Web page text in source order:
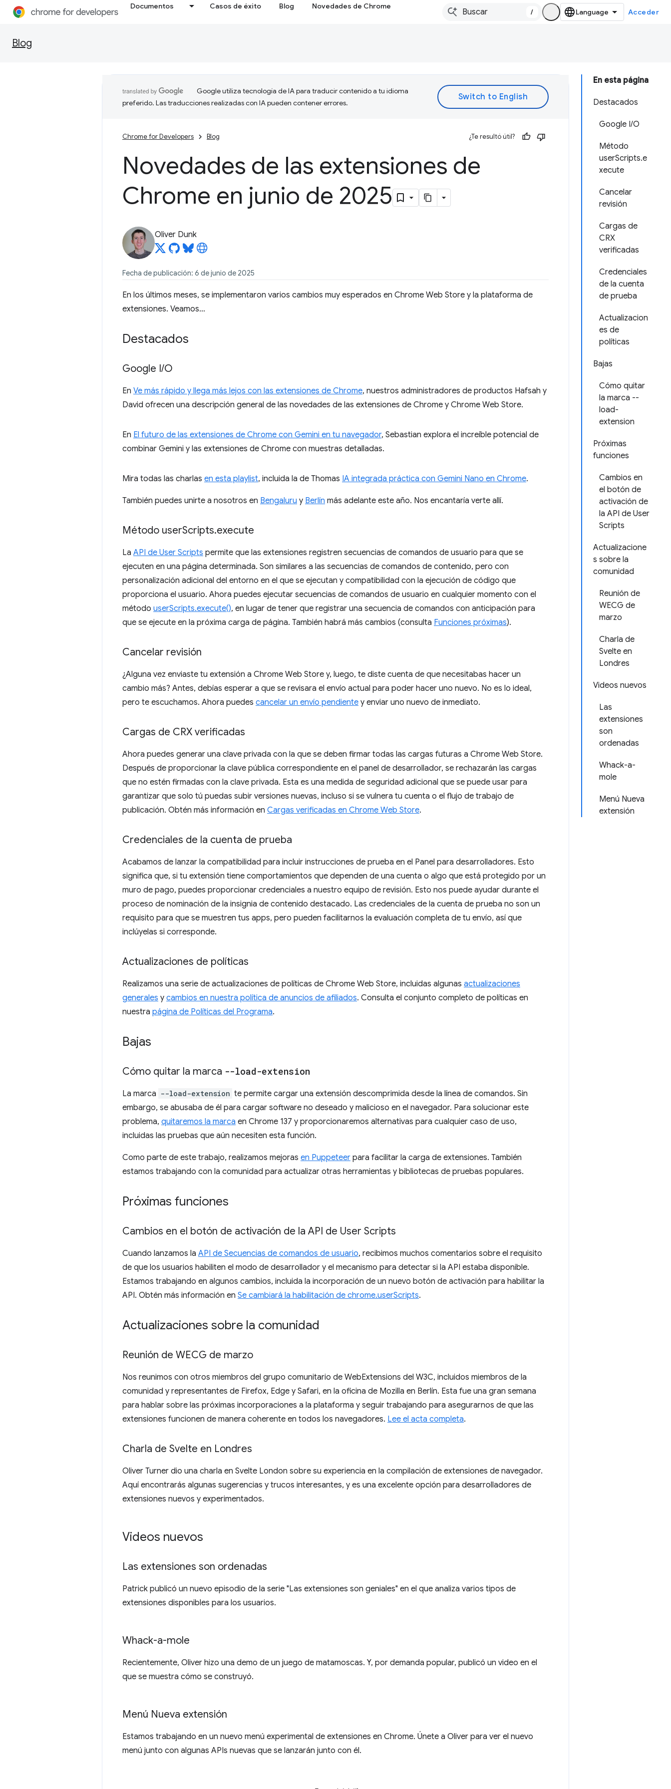
Documentos Casos de éxito Blog Novedades de Chrome
/ Acceder
Blog
En esta página
Destacados
Google I/O
Método
userScripts.e
xecute
Cancelar
revisión
Cargas de
CRX
verificadas
Credenciales
de la cuenta
de prueba
Actualizacion
es de
políticas
Bajas
Cómo quitar
la marca --
load-
extension
Próximas
funciones
Cambios en
el botón de
activación de
la API de User
Scripts
Actualizacione
s sobre la
comunidad
Reunión de
WECG de
marzo
Charla de
Svelte en
Londres
Videos nuevos
Las
extensiones
son
ordenadas
Whack-a-
mole
Menú Nueva
extensión
Google utiliza tecnología de IA para traducir contenido a tu idioma
preferido. Las traducciones realizadas con IA pueden contener errores.
Chrome for Developers Blog ¿Te resultó útil?
Novedades de las extensiones de
Chrome en junio de 2025
Oliver Dunk
Fecha de publicación: 6 de junio de 2025
En los últimos meses, se implementaron varios cambios muy esperados en Chrome Web Store y la plataforma de
extensiones. Veamos…
Destacados
Google I/O
En Ve más rápido y llega más lejos con las extensiones de Chrome, nuestros administradores de productos Hafsah y
David ofrecen una descripción general de las novedades de las extensiones de Chrome y Chrome Web Store.
En El futuro de las extensiones de Chrome con Gemini en tu navegador, Sebastian explora el increíble potencial de
combinar Gemini y las extensiones de Chrome con muestras detalladas.
Mira todas las charlas en esta playlist, incluida la de Thomas IA integrada práctica con Gemini Nano en Chrome.
También puedes unirte a nosotros en Bengaluru y Berlín más adelante este año. Nos encantaría verte allí.
Método userScripts.execute
La API de User Scripts permite que las extensiones registren secuencias de comandos de usuario para que se
ejecuten en una página determinada. Son similares a las secuencias de comandos de contenido, pero con
personalización adicional del entorno en el que se ejecutan y compatibilidad con la ejecución de código que
proporciona el usuario. Ahora puedes ejecutar secuencias de comandos de usuario en cualquier momento con el
método userScripts.execute(), en lugar de tener que registrar una secuencia de comandos con anticipación para
que se ejecute en la próxima carga de página. También habrá más cambios (consulta Funciones próximas).
Cancelar revisión
¿Alguna vez enviaste tu extensión a Chrome Web Store y, luego, te diste cuenta de que necesitabas hacer un
cambio más? Antes, debías esperar a que se revisara el envío actual para poder hacer uno nuevo. No es lo ideal,
pero te escuchamos. Ahora puedes cancelar un envío pendiente y enviar uno nuevo de inmediato.
Cargas de CRX verificadas
Ahora puedes generar una clave privada con la que se deben firmar todas las cargas futuras a Chrome Web Store.
Después de proporcionar la clave pública correspondiente en el panel de desarrollador, se rechazarán las cargas
que no estén firmadas con la clave privada. Esta es una medida de seguridad adicional que se puede usar para
garantizar que solo tú puedas subir versiones nuevas, incluso si se vulnera tu cuenta o el flujo de trabajo de
publicación. Obtén más información en Cargas verificadas en Chrome Web Store.
Credenciales de la cuenta de prueba
Acabamos de lanzar la compatibilidad para incluir instrucciones de prueba en el Panel para desarrolladores. Esto
significa que, si tu extensión tiene comportamientos que dependen de una cuenta o algo que está protegido por un
muro de pago, puedes proporcionar credenciales a nuestro equipo de revisión. Esto nos puede ayudar durante el
proceso de nominación de la insignia de contenido destacado. Las credenciales de la cuenta de prueba no son un
requisito para que se muestren tus apps, pero pueden facilitarnos la evaluación completa de tu envío, así que
inclúyelas si corresponde.
Actualizaciones de políticas
Realizamos una serie de actualizaciones de políticas de Chrome Web Store, incluidas algunas actualizaciones
generales y cambios en nuestra política de anuncios de afiliados. Consulta el conjunto completo de políticas en
nuestra página de Políticas del Programa.
Bajas
Cómo quitar la marca --load-extension
La marca --load-extension te permite cargar una extensión descomprimida desde la línea de comandos. Sin
embargo, se abusaba de él para cargar software no deseado y malicioso en el navegador. Para solucionar este
problema, quitaremos la marca en Chrome 137 y proporcionaremos alternativas para cualquier caso de uso,
incluidas las pruebas que aún necesiten esta función.
Como parte de este trabajo, realizamos mejoras en Puppeteer para facilitar la carga de extensiones. También
estamos trabajando con la comunidad para actualizar otras herramientas y bibliotecas de pruebas populares.
Próximas funciones
Cambios en el botón de activación de la API de User Scripts
Cuando lanzamos la API de Secuencias de comandos de usuario, recibimos muchos comentarios sobre el requisito
de que los usuarios habiliten el modo de desarrollador y el mecanismo para detectar si la API estaba disponible.
Estamos trabajando en algunos cambios, incluida la incorporación de un nuevo botón de activación para habilitar la
API. Obtén más información en Se cambiará la habilitación de chrome.userScripts.
Actualizaciones sobre la comunidad
Reunión de WECG de marzo
Nos reunimos con otros miembros del grupo comunitario de WebExtensions del W3C, incluidos miembros de la
comunidad y representantes de Firefox, Edge y Safari, en la oficina de Mozilla en Berlín. Esta fue una gran semana
para hablar sobre las próximas incorporaciones a la plataforma y seguir trabajando para asegurarnos de que las
extensiones funcionen de manera coherente en todos los navegadores. Lee el acta completa.
Charla de Svelte en Londres
Oliver Turner dio una charla en Svelte London sobre su experiencia en la compilación de extensiones de navegador.
Aquí encontrarás algunas sugerencias y trucos interesantes, y es una excelente opción para desarrolladores de
extensiones nuevos y experimentados.
Videos nuevos
Las extensiones son ordenadas
Patrick publicó un nuevo episodio de la serie "Las extensiones son geniales" en el que analiza varios tipos de
extensiones disponibles para los usuarios.
Whack-a-mole
Recientemente, Oliver hizo una demo de un juego de matamoscas. Y, por demanda popular, publicó un video en el
que se muestra cómo se construyó.
Menú Nueva extensión
Estamos trabajando en un nuevo menú experimental de extensiones en Chrome. Únete a Oliver para ver el nuevo
menú junto con algunas APIs nuevas que se lanzarán junto con él.